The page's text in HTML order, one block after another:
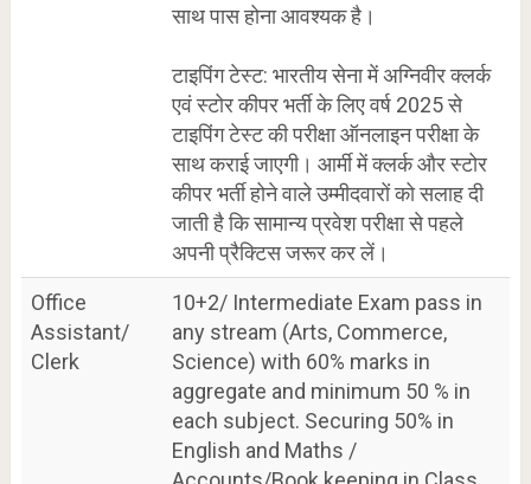
साथ पास होना आवश्यक है।
टाइपिंग टेस्ट: भारतीय सेना में अग्निवीर क्लर्क
एवं स्टोर कीपर भर्ती के लिए वर्ष 2025 से
टाइपिंग टेस्ट की परीक्षा ऑनलाइन परीक्षा के
साथ कराई जाएगी। आर्मी में क्लर्क और स्टोर
कीपर भर्ती होने वाले उम्मीदवारों को सलाह दी
जाती है कि सामान्य प्रवेश परीक्षा से पहले
अपनी प्रैक्टिस जरूर कर लें।
Office
Assistant/
Clerk
10+2/ Intermediate Exam pass in
any stream (Arts, Commerce,
Science) with 60% marks in
aggregate and minimum 50 % in
each subject. Securing 50% in
English and Maths /